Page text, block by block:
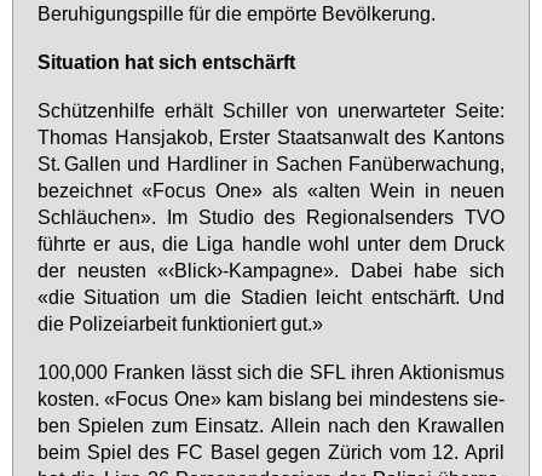
Be­ru­hi­gungs­pil­le für die em­pör­te Be­völ­ke­rung.
Si­tua­ti­on hat sich ent­schärft
Schüt­zen­hil­fe er­hält Schil­ler von un­er­war­te­ter Sei­te:
Tho­mas Hans­ja­kob, Ers­ter Staats­an­walt des Kan­tons
St. Gal­len und Hard­li­ner in Sa­chen Fan­über­wa­chung,
be­zeich­net «Fo­cus One» als «al­ten Wein in neu­en
Schläu­chen». Im Stu­dio des Re­gio­nal­sen­ders TVO
führ­te er aus, die Li­ga hand­le wohl un­ter dem Druck
der neus­ten «‹Blick›-Kam­pa­gne». Da­bei ha­be sich
«die Si­tua­ti­on um die Sta­di­en leicht ent­schärft. Und
die Po­li­zei­ar­beit funk­tio­niert gut.»
100,000 Fran­ken lässt sich die SFL ih­ren Ak­tio­nis­mus
kos­ten. «Fo­cus One» kam bis­lang bei min­des­tens sie­
ben Spie­len zum Ein­satz. Al­lein nach den Kra­wal­len
beim Spiel des FC Ba­sel ge­gen Zü­rich vom 12. April